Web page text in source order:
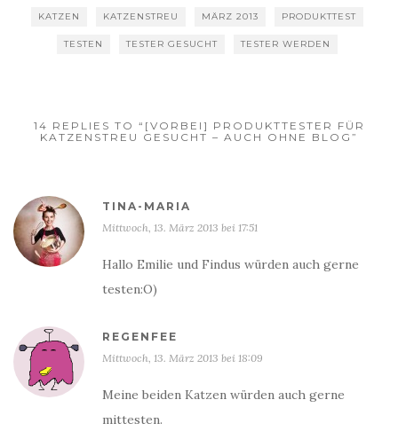
KATZEN KATZENSTREU MÄRZ 2013 PRODUKTTEST
TESTEN TESTER GESUCHT TESTER WERDEN
14 REPLIES TO “[VORBEI] PRODUKTTESTER FÜR
KATZENSTREU GESUCHT – AUCH OHNE BLOG”
TINA-MARIA
Mittwoch, 13. März 2013 bei 17:51
Hallo Emilie und Findus würden auch gerne
testen:O)
REGENFEE
Mittwoch, 13. März 2013 bei 18:09
Meine beiden Katzen würden auch gerne
mittesten.